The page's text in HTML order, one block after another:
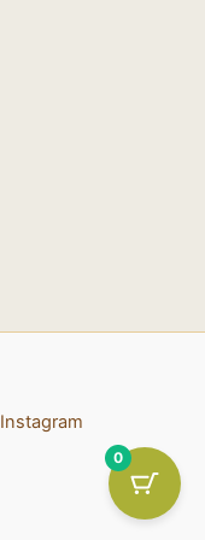
Instagram
0